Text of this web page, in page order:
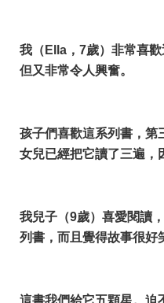
我（Ella，7歲）非常喜
但又非常令人興奮。
孩子們喜歡這系列書，第
女兒已經把它讀了三遍，
我兒子（9歲）喜愛閱讀
列書，而且覺得故事很好
這書我們給它五顆星。迫